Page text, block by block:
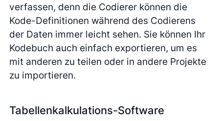
verfassen, denn die Codierer können die
Kode-Definitionen während des Codierens
der Daten immer leicht sehen. Sie können Ihr
Kodebuch auch einfach exportieren, um es
mit anderen zu teilen oder in andere Projekte
zu importieren.
Tabellenkalkulations-Software